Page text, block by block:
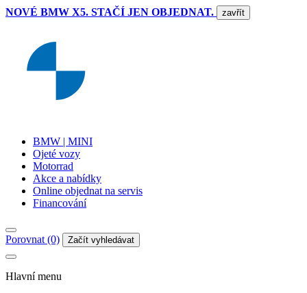
NOVÉ BMW X5. STAČÍ JEN OBJEDNAT. zavřít
BMW | MINI
Ojeté vozy
Motorrad
Akce a nabídky
Online objednat na servis
Financování
Porovnat (0) Začít vyhledávat
Hlavní menu